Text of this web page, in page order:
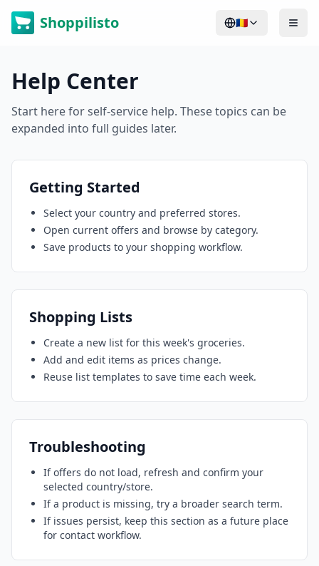
Shoppilisto 🇷🇴
Help Center
Start here for self-service help. These topics can be
expanded into full guides later.
Getting Started
Select your country and preferred stores.
Open current offers and browse by category.
Save products to your shopping workflow.
Shopping Lists
Create a new list for this week's groceries.
Add and edit items as prices change.
Reuse list templates to save time each week.
Troubleshooting
If offers do not load, refresh and confirm your
selected country/store.
If a product is missing, try a broader search term.
If issues persist, keep this section as a future place
for contact workflow.